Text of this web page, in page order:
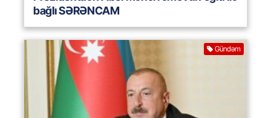
bağlı SƏRƏNCAM
Gündəm